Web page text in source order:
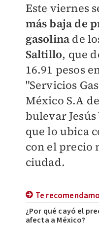
Este viernes
más baja de
gasolina de
Saltillo, que
16.91 pesos
"Servicios
México S.A
bulevar
que lo ubica
con el precio
ciudad.
Te
¿Por qué cayó el
afecta a México?